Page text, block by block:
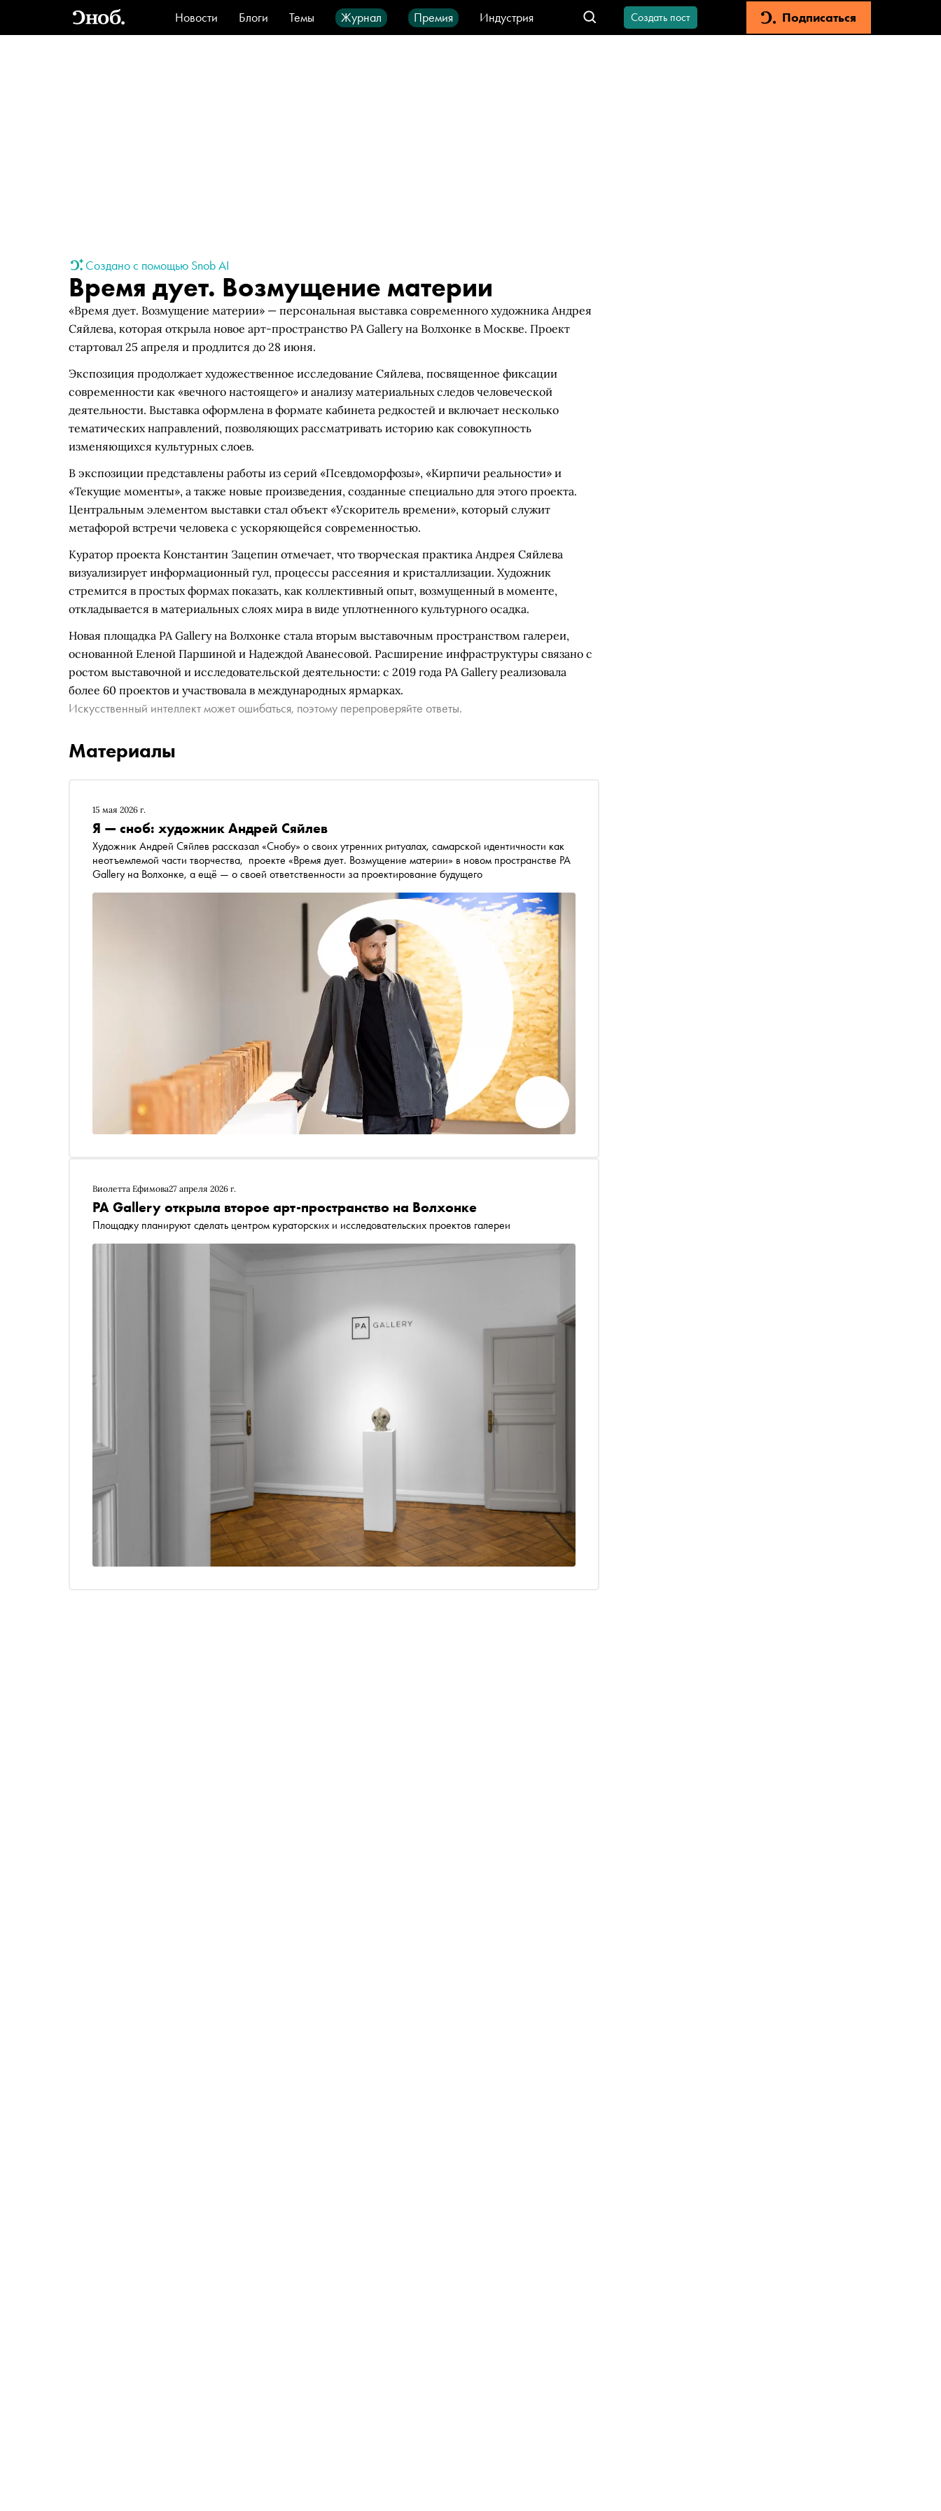
Новости Блоги Темы Журнал Премия
Индустрия
Стиль
Видео Город IT-продукты
Создать пост Подписаться
Создано с помощью Snob AI
Время дует. Возмущение материи
«Время дует. Возмущение материи» — персональная выставка современного художника Андрея
Сяйлева, которая открыла новое арт-пространство PA Gallery на Волхонке в Москве. Проект
стартовал 25 апреля и продлится до 28 июня.
Экспозиция продолжает художественное исследование Сяйлева, посвященное фиксации
современности как «вечного настоящего» и анализу материальных следов человеческой
деятельности. Выставка оформлена в формате кабинета редкостей и включает несколько
тематических направлений, позволяющих рассматривать историю как совокупность
изменяющихся культурных слоев.
В экспозиции представлены работы из серий «Псевдоморфозы», «Кирпичи реальности» и
«Текущие моменты», а также новые произведения, созданные специально для этого проекта.
Центральным элементом выставки стал объект «Ускоритель времени», который служит
метафорой встречи человека с ускоряющейся современностью.
Куратор проекта Константин Зацепин отмечает, что творческая практика Андрея Сяйлева
визуализирует информационный гул, процессы рассеяния и кристаллизации. Художник
стремится в простых формах показать, как коллективный опыт, возмущенный в моменте,
откладывается в материальных слоях мира в виде уплотненного культурного осадка.
Новая площадка PA Gallery на Волхонке стала вторым выставочным пространством галереи,
основанной Еленой Паршиной и Надеждой Аванесовой. Расширение инфраструктуры связано с
ростом выставочной и исследовательской деятельности: с 2019 года PA Gallery реализовала
более 60 проектов и участвовала в международных ярмарках.
Искусственный интеллект может ошибаться, поэтому перепроверяйте ответы.
Материалы
15 мая 2026 г.
Я — сноб: художник Андрей Сяйлев
Художник Андрей Сяйлев рассказал «Снобу» о своих утренних ритуалах, самарской идентичности как
неотъемлемой части творчества, проекте «Время дует. Возмущение материи» в новом пространстве PA
Gallery на Волхонке, а ещё — о своей ответственности за проектирование будущего
Виолетта Ефимова27 апреля 2026 г.
PA Gallery открыла второе арт-пространство на Волхонке
Площадку планируют сделать центром кураторских и исследовательских проектов галереи